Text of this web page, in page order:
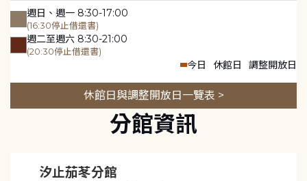
週日、週一 8:30-17:00
(16:30停止借還書)
週二至週六 8:30-21:00
(20:30停止借還書)
今日 休館日 調整開放日
休館日與調整開放日一覽表 >
分館資訊
汐止茄苳分館